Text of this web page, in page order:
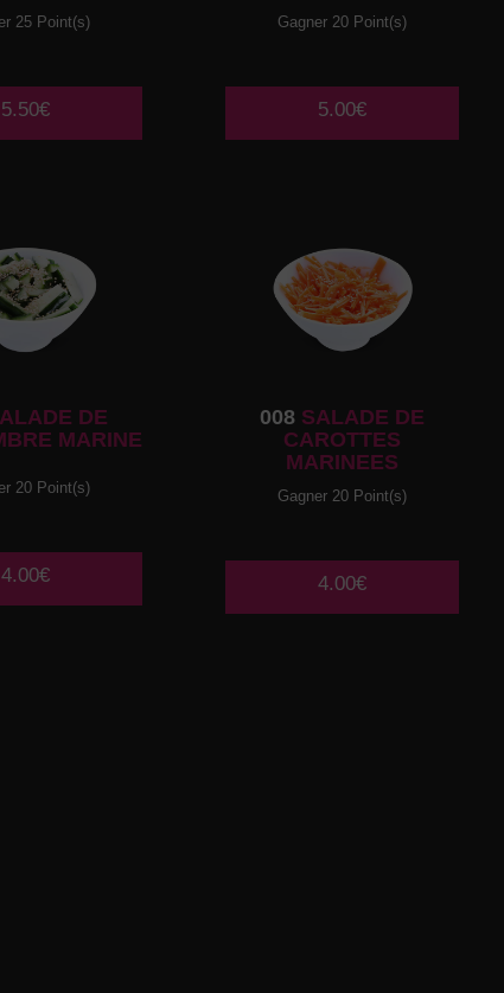
25 Point(s)
5.50€
Gagner 20 Point(s)
5.00€
DE
MARINE
20 Point(s)
4.00€
008 SALADE DE
CAROTTES
MARINEES
Gagner 20 Point(s)
4.00€